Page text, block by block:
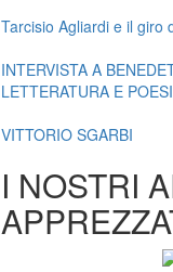
Tarcisio Agliardi e il giro
INTERVISTA A
LETTERATURA E
VITTORIO SGARBI
I NOSTRI